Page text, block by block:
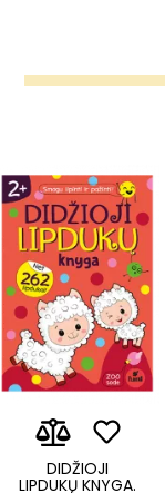
DIDŽIOJI
LIPDUKŲ KNYGA.